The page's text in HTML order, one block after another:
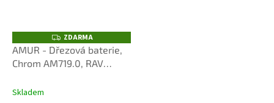
Z
D
A
R
ZDARMA
AMUR - Dřezová baterie,
Chrom AM719.0, RAV
Skladem